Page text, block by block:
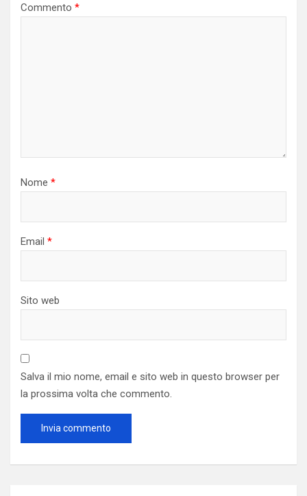
Commento *
Nome *
Email *
Sito web
Salva il mio nome, email e sito web in questo browser per
la prossima volta che commento.